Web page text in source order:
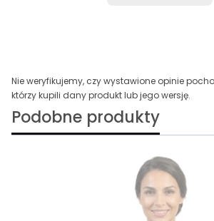
Nie weryfikujemy, czy wystawione opinie
którzy kupili dany produkt lub jego wersję.
Podobne produkty